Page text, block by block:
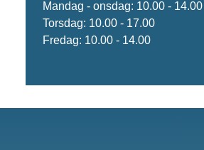
Mandag - onsdag: 10.00 - 14.00
Torsdag: 10.00 - 17.00
Fredag: 10.00 - 14.00